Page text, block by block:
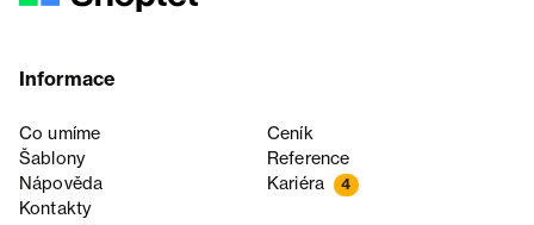
Informace
Co umíme
Ceník
Šablony
Reference
Nápověda
Kariéra 4
Kontakty